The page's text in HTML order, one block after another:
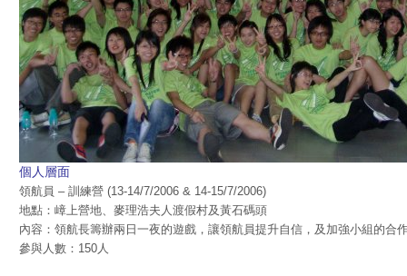
個人層面
領航員 – 訓練營 (13-14/7/2006 & 14-15/7/2006)
地點：嶂上營地、麥理浩夫人渡假村及黃石碼頭
內容：領航長籌辦兩日一夜的遊戲，讓領航員提升自信，及加強小組的合
參與人數：150人